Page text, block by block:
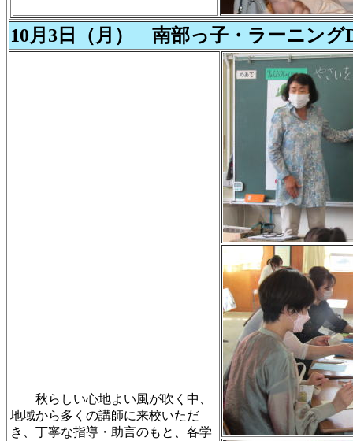
10月3日（月） 南部っ子・ラーニング
秋らしい心地よい風が吹く中、
地域から多くの講師に来校いただ
き、丁寧な指導・助言のもと、各学